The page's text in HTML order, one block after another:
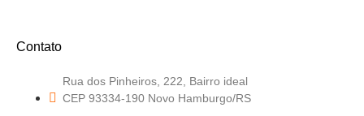
Contato
Rua dos Pinheiros, 222, Bairro ideal
CEP 93334-190 Novo Hamburgo/RS